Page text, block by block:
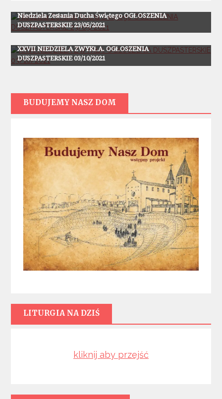
Niedziela Zesłania Ducha Świętego OGŁOSZENIA
DUSZPASTERSKIE 23/05/2021
Ogłoszenia
XXVII NIEDZIELA ZWYKŁA. OGŁOSZENIA
DUSZPASTERSKIE 03/10/2021
BUDUJEMY NASZ DOM
LITURGIA NA DZIŚ
kliknij aby przejść